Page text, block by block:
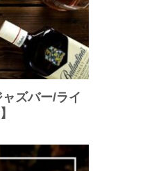
ャズバー/ライ